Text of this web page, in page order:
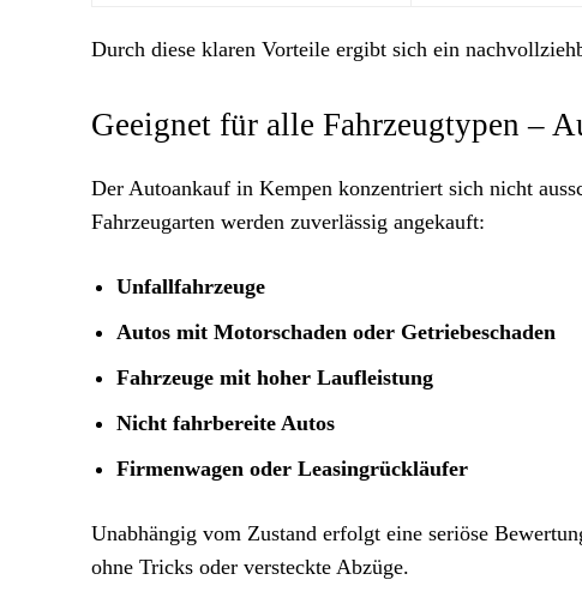
Durch diese klaren Vorteile ergibt sich ein
Geeignet für alle Fahrzeugtypen –
Der Autoankauf in Kempen konzentriert sich nicht
Fahrzeugarten werden zuverlässig angekauft:
Unfallfahrzeuge
Autos mit Motorschaden oder Getriebeschaden
Fahrzeuge mit hoher Laufleistung
Nicht fahrbereite Autos
Firmenwagen oder Leasingrückläufer
Unabhängig vom Zustand erfolgt eine seriöse
ohne Tricks oder versteckte Abzüge.